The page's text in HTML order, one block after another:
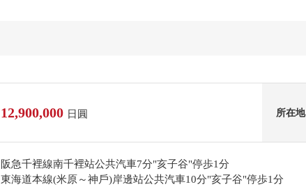
12,900,000 日圓 所在地
阪急千裡線南千裡站公共汽車7分"亥子谷"停歩1分
東海道本線(米原～神戶)岸邊站公共汽車10分"亥子谷"停歩1分